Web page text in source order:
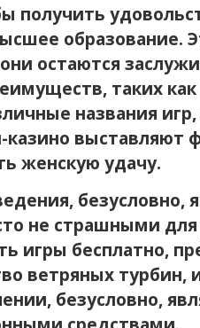
получить
образование.
остаются
таких
названия
казино
женскую удачу.
не страшными
игры бесплатно,
ветряных
безусловно,